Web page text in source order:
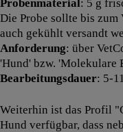
Probenmaterial: 5 g
Die Probe sollte bis zum
auch gekühlt versandt
Anforderung: über
'Hund' bzw. 'Molekulare
Bearbeitungsdauer: 5-
Weiterhin ist das Profil
Hund verfügbar, dass